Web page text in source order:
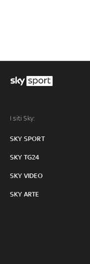
I siti Sky:
SKY SPORT
SKY TG24
SKY VIDEO
SKY ARTE